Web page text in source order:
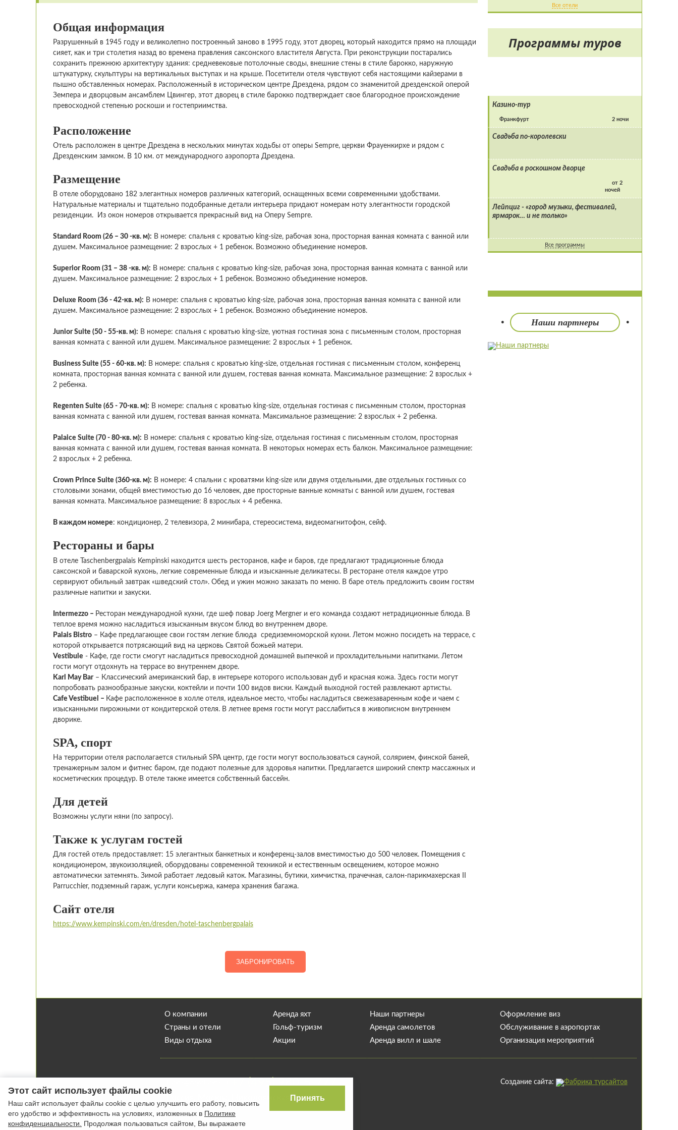
Общая информация
Разрушенный в 1945 году и великолепно построенный заново в 1995 году, этот дворец, который находится прямо на площади
сияет, как и три столетия назад во времена правления саксонского властителя Августа. При реконструкции постарались
сохранить прежнюю архитектуру здания: средневековые потолочные своды, внешние стены в стиле барокко, наружную
штукатурку, скульптуры на вертикальных выступах и на крыше. Посетители отеля чувствуют себя настоящими кайзерами в
пышно обставленных номерах. Расположенный в историческом центре Дрездена, рядом со знаменитой дрезденской оперой
Земпера и дворцовым ансамблем Цвингер, этот дворец в стиле барокко подтверждает свое благородное происхождение
превосходной степенью роскоши и гостеприимства.
Расположение
Отель расположен в центре Дрездена в нескольких минутах ходьбы от оперы Sempre, церкви Фрауенкирхе и рядом с
Дрезденским замком. В 10 км. от международного аэропорта Дрездена.
Размещение
В отеле оборудовано 182 элегантных номеров различных категорий, оснащенных всеми современными удобствами.
Натуральные материалы и тщательно подобранные детали интерьера придают номерам ноту элегантности городской
резиденции. Из окон номеров открывается прекрасный вид на Оперу Sempre.
Standard Room (26 – 30 -кв. м): В номере: спальня с кроватью king-size, рабочая зона, просторная ванная комната с ванной или
душем. Максимальное размещение: 2 взрослых + 1 ребенок. Возможно объединение номеров.
Superior Room (31 – 38 -кв. м): В номере: спальня с кроватью king-size, рабочая зона, просторная ванная комната с ванной или
душем. Максимальное размещение: 2 взрослых + 1 ребенок. Возможно объединение номеров.
Deluxe Room (36 - 42-кв. м): В номере: спальня с кроватью king-size, рабочая зона, просторная ванная комната с ванной или
душем. Максимальное размещение: 2 взрослых + 1 ребенок. Возможно объединение номеров.
Junior Suite (50 - 55-кв. м): В номере: спальня с кроватью king-size, уютная гостиная зона с письменным столом, просторная
ванная комната с ванной или душем. Максимальное размещение: 2 взрослых + 1 ребенок.
Business Suite (55 - 60-кв. м): В номере: спальня с кроватью king-size, отдельная гостиная с письменным столом, конференц
комната, просторная ванная комната с ванной или душем, гостевая ванная комната. Максимальное размещение: 2 взрослых +
2 ребенка.
Regenten Suite (65 - 70-кв. м): В номере: спальня с кроватью king-size, отдельная гостиная с письменным столом, просторная
ванная комната с ванной или душем, гостевая ванная комната. Максимальное размещение: 2 взрослых + 2 ребенка.
Palaice Suite (70 - 80-кв. м): В номере: спальня с кроватью king-size, отдельная гостиная с письменным столом, просторная
ванная комната с ванной или душем, гостевая ванная комната. В некоторых номерах есть балкон. Максимальное размещение:
2 взрослых + 2 ребенка.
Crown Prince Suite (360-кв. м): В номере: 4 спальни с кроватями king-size или двумя отдельными, две отдельных гостиных со
столовыми зонами, общей вместимостью до 16 человек, две просторные ванные комнаты с ванной или душем, гостевая
ванная комната. Максимальное размещение: 8 взрослых + 4 ребенка.
В каждом номере: кондиционер, 2 телевизора, 2 минибара, стереосистема, видеомагнитофон, сейф.
Рестораны и бары
В отеле Taschenbergpalais Kempinski находится шесть ресторанов, кафе и баров, где предлагают традиционные блюда
саксонской и баварской кухонь, легкие современные блюда и изысканные деликатесы. В ресторане отеля каждое утро
сервируют обильный завтрак «шведский стол». Обед и ужин можно заказать по меню. В баре отель предложить своим гостям
различные напитки и закуски.
Intermezzo – Ресторан международной кухни, где шеф повар Joerg Mergner и его команда создают нетрадиционные блюда. В
теплое время можно насладиться изысканным вкусом блюд во внутреннем дворе.
Palais Bistro – Кафе предлагающее свои гостям легкие блюда средиземноморской кухни. Летом можно посидеть на террасе, с
которой открывается потрясающий вид на церковь Святой божьей матери.
Vestibule - Кафе, где гости смогут насладиться превосходной домашней выпечкой и прохладительными напитками. Летом
гости могут отдохнуть на террасе во внутреннем дворе.
Karl May Bar– Классический американский бар, в интерьере которого использован дуб и красная кожа. Здесь гости могут
попробовать разнообразные закуски, коктейли и почти 100 видов виски. Каждый выходной гостей развлекают артисты.
Cafe Vestibuel – Кафе расположенное в холле отеля, идеальное место, чтобы насладиться свежезаваренным кофе и чаем с
изысканными пирожными от кондитерской отеля. В летнее время гости могут расслабиться в живописном внутреннем
дворике.
SPA, спорт
На территории отеля располагается стильный SPA центр, где гости могут воспользоваться сауной, солярием, финской баней,
тренажерным залом и фитнес баром, где подают полезные для здоровья напитки. Предлагается широкий спектр массажных и
косметических процедур. В отеле также имеется собственный бассейн.
Для детей
Возможны услуги няни (по запросу).
Также к услугам гостей
Для гостей отель предоставляет: 15 элегантных банкетных и конференц-залов вместимостью до 500 человек. Помещения с
кондиционером, звукоизоляцией, оборудованы современной техникой и естественным освещением, которое можно
автоматически затемнять. Зимой работает ледовый каток. Магазины, бутики, химчистка, прачечная, салон-парикмахерская II
Parrucchier, подземный гараж, услуги консьержа, камера хранения багажа.
Сайт отеля
https://www.kempinski.com/en/dresden/hotel-taschenbergpalais
ЗАБРОНИРОВАТЬ
Все отели
Программы туров
Казино-тур
Франкфурт 2 ночи
Свадьба по-королевски
Свадьба в роскошном дворце
от 2
ночей
Лейпциг - «город музыки, фестивалей,
ярмарок… и не только»
Все программы
Наши партнеры
О компании
Страны и отели
Виды отдыха
Аренда яхт
Гольф-туризм
Акции
Наши партнеры
Аренда самолетов
Аренда вилл и шале
Оформление виз
Обслуживание в аэропортах
Организация мероприятий
+7 (495) 980-5-777
Роcсия, Москва, Николоямская, 40/22
Создание сайта:
Этот сайт использует файлы cookie
Наш сайт использует файлы cookie с целью улучшить его работу, повысить
его удобство и эффективность на условиях, изложенных в Политике
конфиденциальности.
Продолжая пользоваться сайтом, Вы выражаете
Принять